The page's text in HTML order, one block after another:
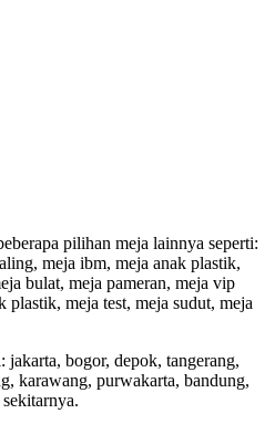
pilihan meja lainnya seperti:
meja ibm, meja anak plastik,
bulat, meja pameran, meja vip
plastik, meja test, meja sudut, meja
bogor, depok, tangerang,
karawang, purwakarta, bandung,